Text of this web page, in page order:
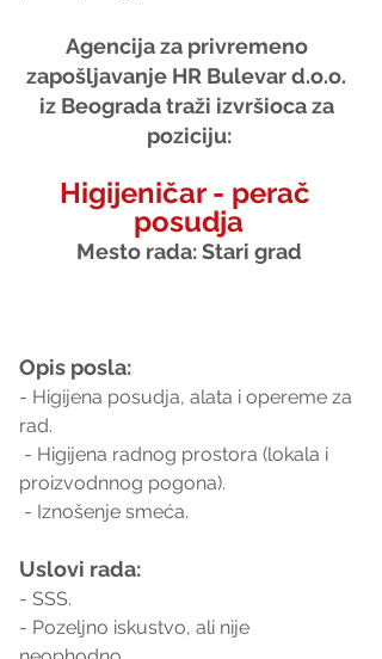
Agencija za privremeno
zapošljavanje HR Bulevar d.o.o.
iz Beograda traži izvršioca za
poziciju:
Higijeničar - perač
posudja
Mesto rada: Stari grad
Opis posla:
- Higijena posudja, alata i opereme za
rad.
proizvodnnog pogona).
- Iznošenje smeća.
Uslovi rada:
- SSS.
- Pozeljno iskustvo, ali nije